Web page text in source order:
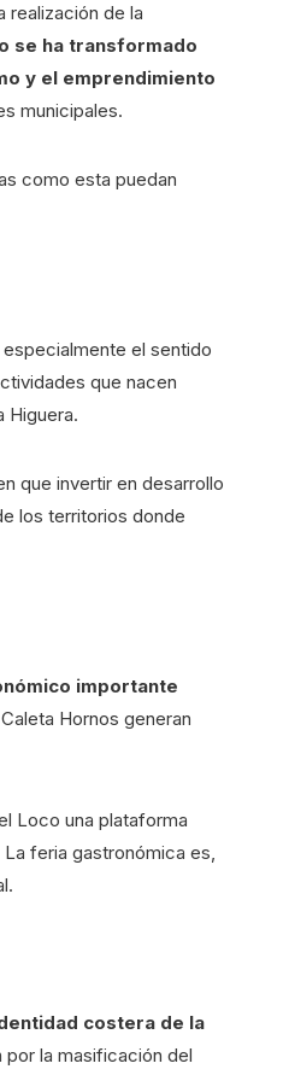
realización de la
se ha transformado
y el emprendimiento
municipales.
como esta puedan
el sentido
que nacen
Higuera.
que invertir en desarrollo
los territorios donde
importante
Hornos generan
Loco una plataforma
feria gastronómica es,
costera de la
la masificación del